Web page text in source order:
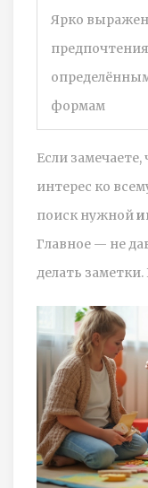
Ярко
формам
Если
интерес ко
поиск нужной
Главное — не
делать